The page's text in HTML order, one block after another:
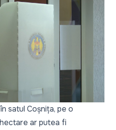
satul Coșnița, pe o
ar putea fi